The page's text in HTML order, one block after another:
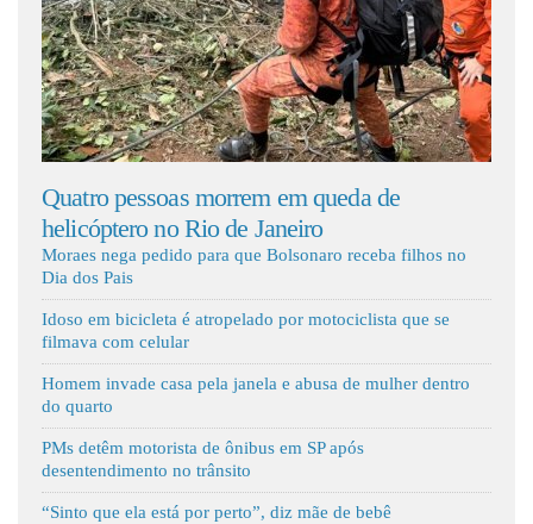
Fale Conosco
Quatro pessoas morrem em queda de
helicóptero no Rio de Janeiro
Moraes nega pedido para que Bolsonaro receba filhos no
Dia dos Pais
Idoso em bicicleta é atropelado por motociclista que se
filmava com celular
Homem invade casa pela janela e abusa de mulher dentro
do quarto
PMs detêm motorista de ônibus em SP após
desentendimento no trânsito
“Sinto que ela está por perto”, diz mãe de bebê